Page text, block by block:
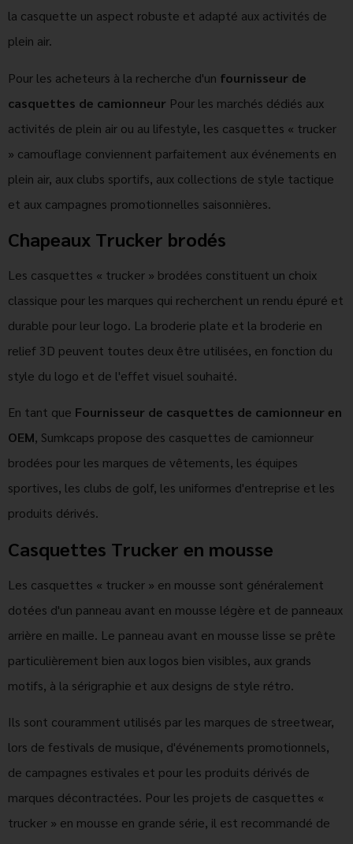
la casquette un aspect robuste et adapté aux activités de
plein air.
Pour les acheteurs à la recherche d'un fournisseur de
casquettes de camionneur Pour les marchés dédiés aux
activités de plein air ou au lifestyle, les casquettes « trucker
» camouflage conviennent parfaitement aux événements en
plein air, aux clubs sportifs, aux collections de style tactique
et aux campagnes promotionnelles saisonnières.
Chapeaux Trucker brodés
Les casquettes « trucker » brodées constituent un choix
classique pour les marques qui recherchent un rendu épuré et
durable pour leur logo. La broderie plate et la broderie en
relief 3D peuvent toutes deux être utilisées, en fonction du
style du logo et de l'effet visuel souhaité.
En tant que Fournisseur de casquettes de camionneur en
OEM, Sumkcaps propose des casquettes de camionneur
brodées pour les marques de vêtements, les équipes
sportives, les clubs de golf, les uniformes d'entreprise et les
produits dérivés.
Casquettes Trucker en mousse
Les casquettes « trucker » en mousse sont généralement
dotées d'un panneau avant en mousse légère et de panneaux
arrière en maille. Le panneau avant en mousse lisse se prête
particulièrement bien aux logos bien visibles, aux grands
motifs, à la sérigraphie et aux designs de style rétro.
Ils sont couramment utilisés par les marques de streetwear,
lors de festivals de musique, d'événements promotionnels,
de campagnes estivales et pour les produits dérivés de
marques décontractées. Pour les projets de casquettes «
trucker » en mousse en grande série, il est recommandé de